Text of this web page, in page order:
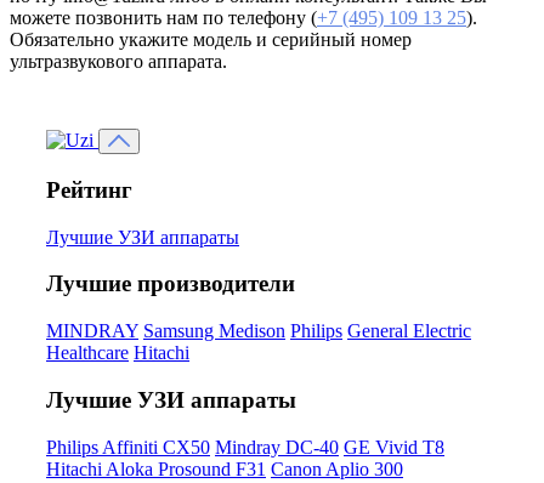
можете позвонить нам по телефону (+7 (495) 109 13 25).
Обязательно укажите модель и серийный номер
ультразвукового аппарата.
Рейтинг
Лучшие УЗИ аппараты
Лучшие производители
MINDRAY Samsung Medison Philips General Electric
Healthcare Hitachi
Лучшие УЗИ аппараты
Philips Affiniti CX50 Mindray DC-40 GE Vivid T8
Hitachi Aloka Prosound F31 Canon Aplio 300